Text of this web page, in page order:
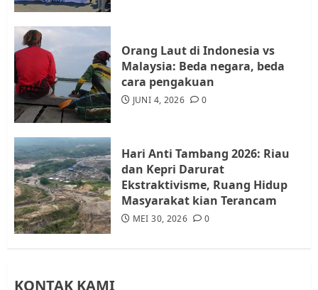
4
5
Tim Advokasi Desak BP Batam
Berhenti Merampas Tanah
Orang Laut di Indonesia vs
Malaysia: Beda negara, beda
cara pengakuan
JUNI 4, 2026 0
Hari Anti Tambang 2026: Riau
dan Kepri Darurat
Ekstraktivisme, Ruang Hidup
Masyarakat kian Terancam
MEI 30, 2026 0
KONTAK KAMI